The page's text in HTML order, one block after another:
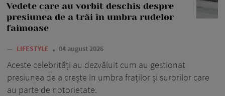
Vedete care au vorbit deschis despre
presiunea de a trăi în umbra rudelor
faimoase
— LIFESTYLE 04 august 2026
Aceste celebrități au dezvăluit cum au gestionat
presiunea de a crește în umbra fraților și surorilor care
au parte de notorietate.